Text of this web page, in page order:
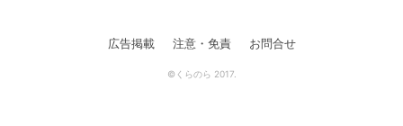
広告掲載 注意・免責 お問合せ
©くらのら 2017.